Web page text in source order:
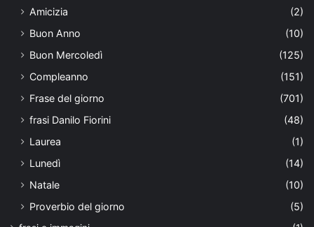
Amicizia
(2)
Buon Anno
(10)
Buon Mercoledì
(125)
Compleanno
(151)
Frase del giorno
(701)
frasi Danilo Fiorini
(48)
Laurea
(1)
Lunedì
(14)
Natale
(10)
Proverbio del giorno
(5)